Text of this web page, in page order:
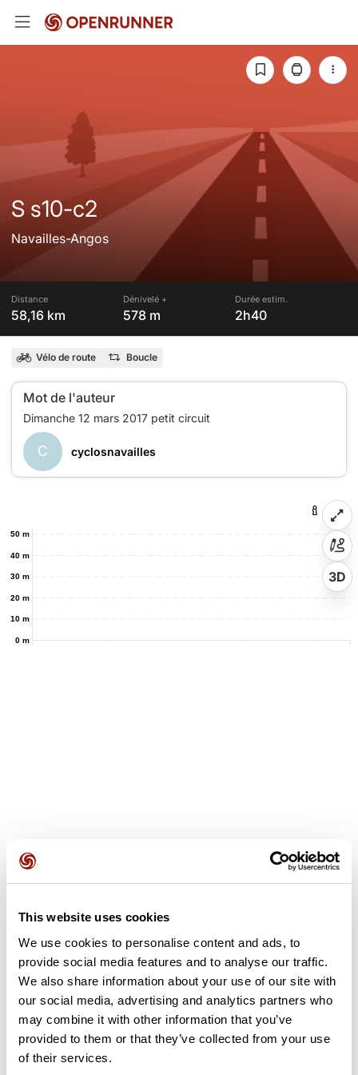
This website uses cookies
We use cookies to personalise content and ads, to
provide social media features and to analyse our traffic.
We also share information about your use of our site with
our social media, advertising and analytics partners who
may combine it with other information that you’ve
provided to them or that they’ve collected from your use
of their services.
S s10-c2
Navailles-Angos
Distance
58,16 km
Dénivelé +
578 m
Durée estim.
2h40
Vélo de route Boucle
Mot de l'auteur
C cyclosnavailles
0 m
10 m
20 m
30 m
40 m
50 m
3D
Soyez le premier à ajouter un avis !
Ajouter un avis